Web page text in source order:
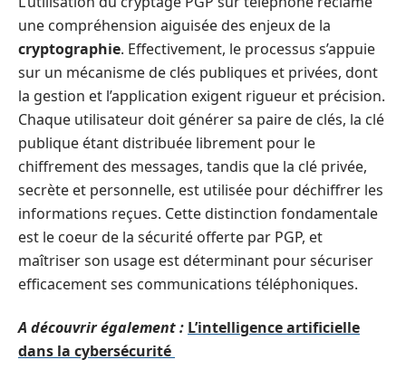
une compréhension aiguisée des enjeux de la
cryptographie. Effectivement, le processus s’appuie
sur un mécanisme de clés publiques et privées, dont
la gestion et l’application exigent rigueur et précision.
Chaque utilisateur doit générer sa paire de clés, la clé
publique étant distribuée librement pour le
chiffrement des messages, tandis que la clé privée,
secrète et personnelle, est utilisée pour déchiffrer les
informations reçues. Cette distinction fondamentale
est le coeur de la sécurité offerte par PGP, et
maîtriser son usage est déterminant pour sécuriser
efficacement ses communications téléphoniques.
A découvrir également : L’intelligence artificielle
dans la cybersécurité